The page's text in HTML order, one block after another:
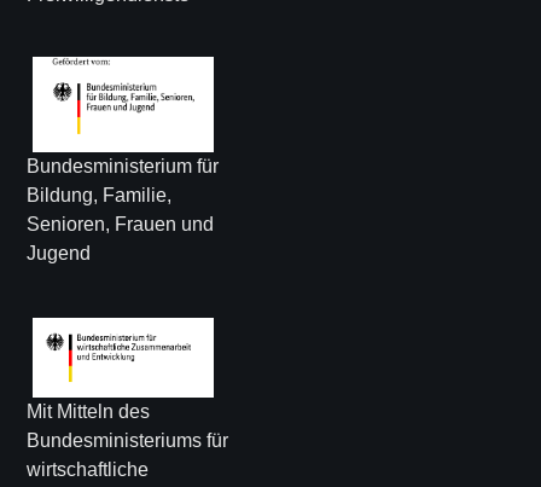
Bundesministerium für
Bildung, Familie,
Senioren, Frauen und
Jugend
Mit Mitteln des
Bundesministeriums für
wirtschaftliche